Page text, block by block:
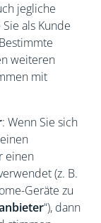
jegliche
als Kunde
weiteren
mit
: Wenn Sie sich
einen
(z. B.
Geräte zu
“), dann